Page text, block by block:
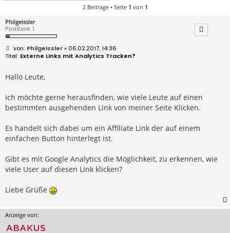
2 Beiträge • Seite 1 von 1
Philgeissler
PostRank 1
B
e
i
r
a
Philgeissler» 06.02.2017, 14:36
Externe Links mit Analytics Tracken?
Hallo Leute,
ich möchte gerne herausfinden, wie viele Leute auf einen
bestimmten ausgehenden Link von meiner Seite Klicken.
Es handelt sich dabei um ein Affiliate Link der auf einem
einfachen Button hinterlegt ist.
Gibt es mit Google Analytics die Möglichkeit, zu erkennen, wie
viele User auf diesen Link klicken?
Liebe Grüße
Anzeige von: